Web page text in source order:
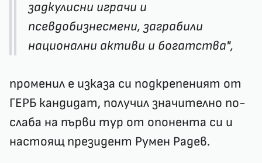
задкулисни играчи и
псевдобизнесмени, заграбили
национални активи и богатства",
променил е изказа си подкрепеният от
ГЕРБ кандидат, получил значително по-
слаба на първи тур от опонента си и
настоящ президент Румен Радев.